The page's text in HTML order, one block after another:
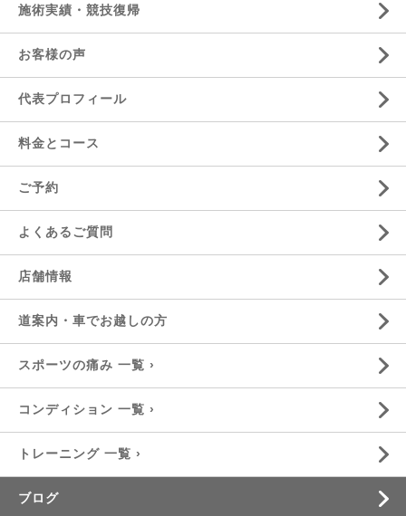
施術実績・競技復帰
お客様の声
代表プロフィール
料金とコース
ご予約
よくあるご質問
店舗情報
道案内・車でお越しの方
スポーツの痛み 一覧 ›
コンディション 一覧 ›
トレーニング 一覧 ›
ブログ